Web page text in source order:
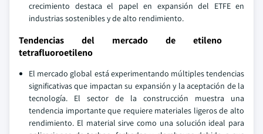
crecimiento destaca el papel en expansión del ETFE en
industrias sostenibles y de alto rendimiento.
Tendencias del mercado de etileno
tetrafluoroetileno
El mercado global está experimentando múltiples tendencias
significativas que impactan su expansión y la aceptación de la
tecnología. El sector de la construcción muestra una
tendencia importante que requiere materiales ligeros de alto
rendimiento. El material sirve como una solución ideal para